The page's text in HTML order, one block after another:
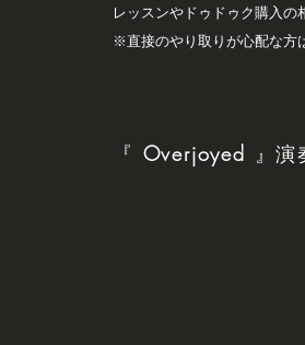
レッスンやドゥドゥク購入の
※直接のやり取りが心配な方
『 Overjoyed 』